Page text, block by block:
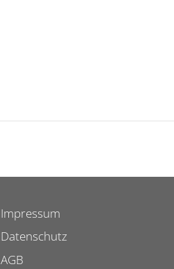
Impressum
Datenschutz
AGB